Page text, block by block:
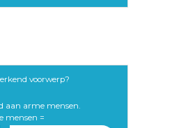
voorwerp?
aan arme mensen.
mensen =